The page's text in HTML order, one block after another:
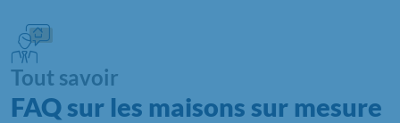
Tout savoir
FAQ sur les maisons sur mesure